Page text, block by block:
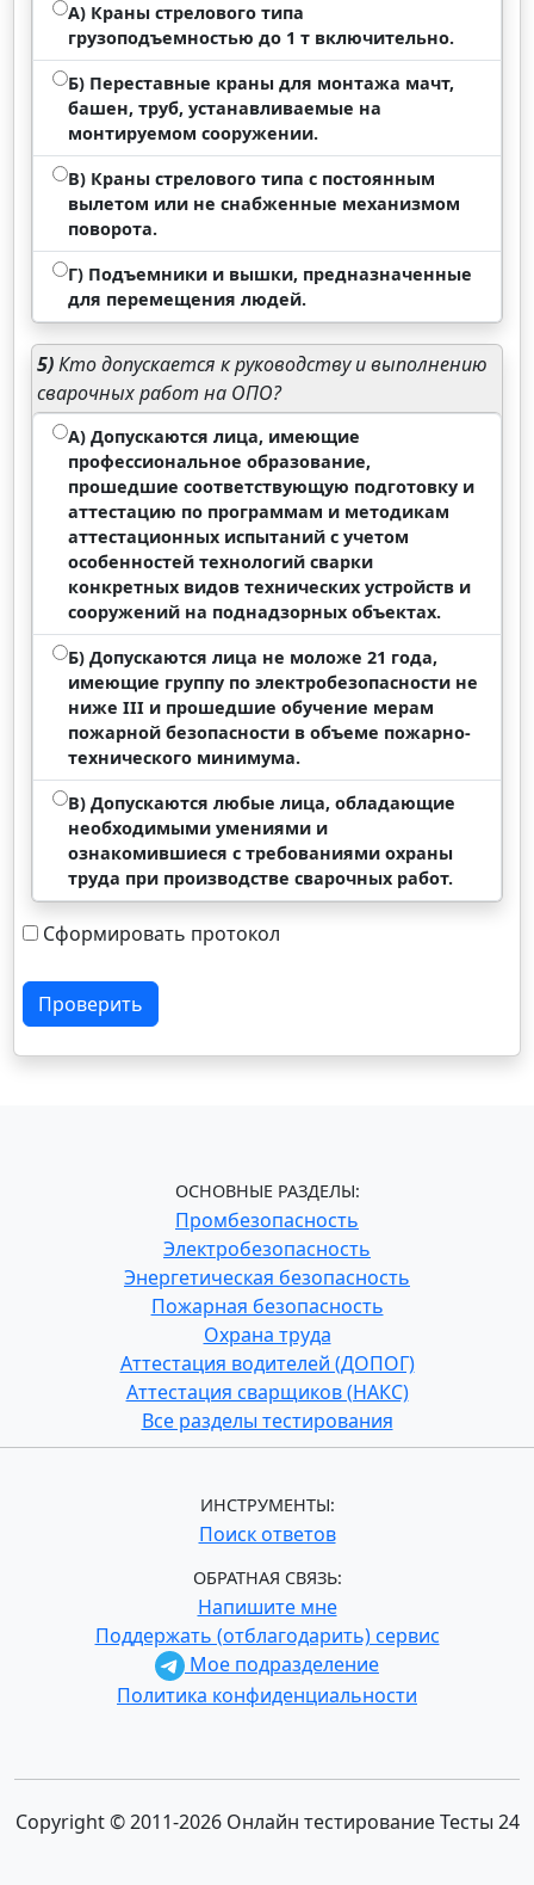
А) Краны стрелового типа
грузоподъемностью до 1 т включительно.
Б) Переставные краны для монтажа мачт,
башен, труб, устанавливаемые на
монтируемом сооружении.
В) Краны стрелового типа с постоянным
вылетом или не снабженные механизмом
поворота.
Г) Подъемники и вышки, предназначенные
для перемещения людей.
5)Кто допускается к руководству и выполнению
сварочных работ на ОПО?
А) Допускаются лица, имеющие
профессиональное образование,
прошедшие соответствующую подготовку и
аттестацию по программам и методикам
аттестационных испытаний с учетом
особенностей технологий сварки
конкретных видов технических устройств и
сооружений на поднадзорных объектах.
Б) Допускаются лица не моложе 21 года,
имеющие группу по электробезопасности не
ниже III и прошедшие обучение мерам
пожарной безопасности в объеме пожарно-
технического минимума.
В) Допускаются любые лица, обладающие
необходимыми умениями и
ознакомившиеся с требованиями охраны
труда при производстве сварочных работ.
Сформировать протокол
Проверить
ОСНОВНЫЕ РАЗДЕЛЫ:
Промбезопасность
Электробезопасность
Энергетическая безопасность
Пожарная безопасность
Охрана труда
Аттестация водителей (ДОПОГ)
Аттестация сварщиков (НАКС)
Все разделы тестирования
ИНСТРУМЕНТЫ:
Поиск ответов
ОБРАТНАЯ СВЯЗЬ:
Напишите мне
Поддержать (отблагодарить) сервис
Мое подразделение
Политика конфиденциальности
Copyright © 2011-2026 Онлайн тестирование Тесты 24